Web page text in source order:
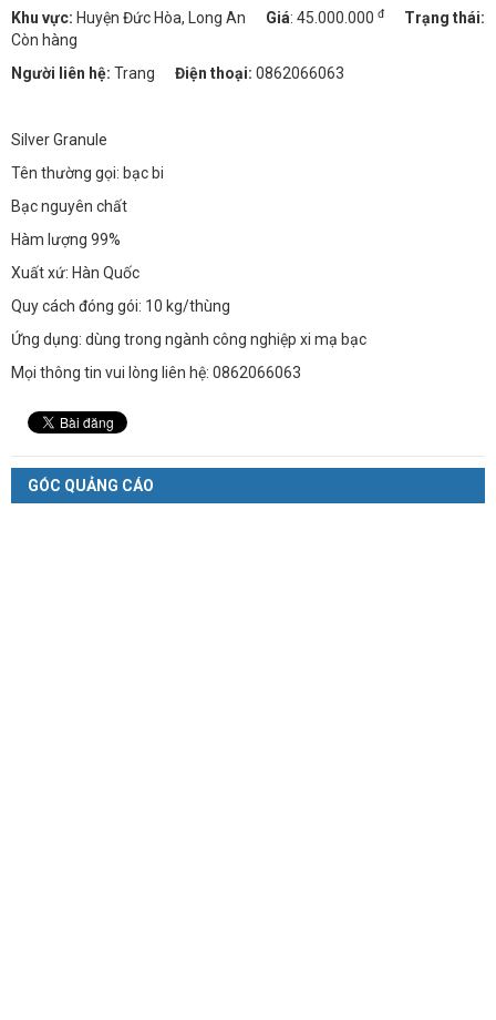
Khu vực: Huyện Đức Hòa, Long An Giá: 45.000.000 đ
Trạng thái:
Còn hàng
Người liên hệ: Trang Điện thoại: 0862066063
Silver Granule
Tên thường gọi: bạc bi
Bạc nguyên chất
Hàm lượng 99%
Xuất xứ: Hàn Quốc
Quy cách đóng gói: 10 kg/thùng
Ứng dụng: dùng trong ngành công nghiệp xi mạ bạc
Mọi thông tin vui lòng liên hệ: 0862066063
GÓC QUẢNG CÁO